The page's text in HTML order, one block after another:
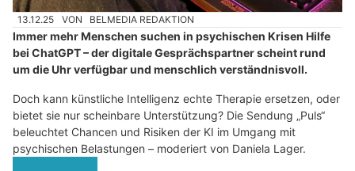
13.12.25 VON BELMEDIA REDAKTION
Immer mehr Menschen suchen in psychischen Krisen Hilfe
bei ChatGPT – der digitale Gesprächspartner scheint rund
um die Uhr verfügbar und menschlich verständnisvoll.
Doch kann künstliche Intelligenz echte Therapie ersetzen, oder
bietet sie nur scheinbare Unterstützung? Die Sendung „Puls“
beleuchtet Chancen und Risiken der KI im Umgang mit
psychischen Belastungen – moderiert von Daniela Lager.